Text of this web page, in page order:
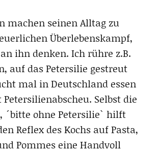
machen seinen Alltag zu
Überlebenskampf,
ihn denken. Ich rühre z.B.
auf das Petersilie gestreut
mal in Deutschland essen
Selbst die
´bitte ohne Petersilie` hilft
Reflex des Kochs auf Pasta,
Pommes eine Handvoll